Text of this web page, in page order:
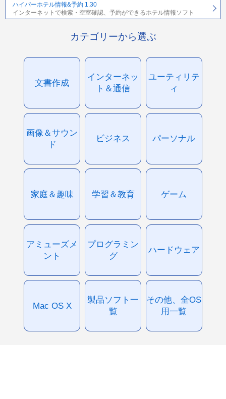
ハイパーホテル情報&予約 1.30
インターネットで検索・空室確認、予約ができるホテル情報ソフト
カテゴリーから選ぶ
文書作成
インターネッ
ト＆通信
ユーティリテ
ィ
画像＆サウン
ド
ビジネス パーソナル
家庭＆趣味 学習＆教育 ゲーム
アミューズメ
ント
プログラミン
グ
ハードウェア
Mac OS X
製品ソフト一
覧
その他、全OS
用一覧